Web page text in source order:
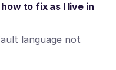
to fix as I live in
language not